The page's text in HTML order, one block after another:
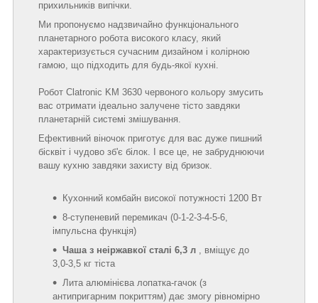
прихильників випічки.
Ми пропонуємо надзвичайно функціонального
планетарного робота високого класу, який
характеризується сучасним дизайном і колірною
гамою, що підходить для будь-якої кухні.
Робот Clatronic KM 3630 червоного кольору змусить
вас отримати ідеально залучене тісто завдяки
планетарній системі змішування.
Ефективний віночок приготує для вас дуже пишний
бісквіт і чудово зб'є білок. І все це, не забруднюючи
вашу кухню завдяки захисту від бризок.
Кухонний комбайн високої потужності 1200 Вт
8-ступеневий перемикач (0-1-2-3-4-5-6,
імпульсна функція)
Чаша з неіржавкої сталі 6,3 л , вміщує до
3,0-3,5 кг тіста
Лита алюмінієва лопатка-гачок (з
антипригарним покриттям) дає змогу рівномірно